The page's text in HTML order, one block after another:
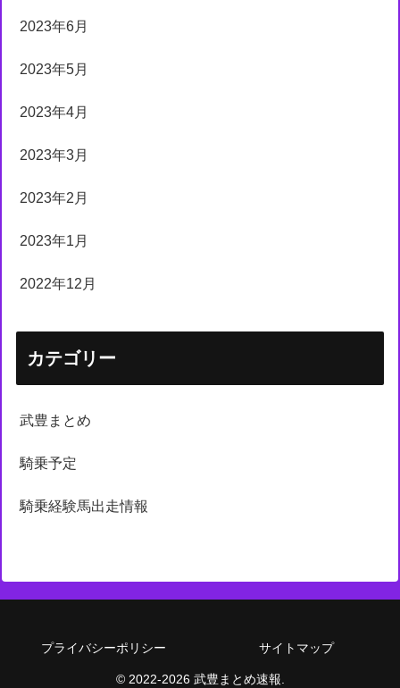
2023年6月
2023年5月
2023年4月
2023年3月
2023年2月
2023年1月
2022年12月
カテゴリー
武豊まとめ
騎乗予定
騎乗経験馬出走情報
プライバシーポリシー サイトマップ
© 2022-2026 武豊まとめ速報.